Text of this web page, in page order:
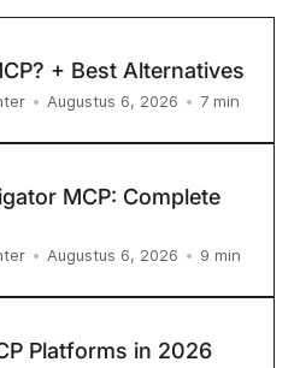
+ Best Alternatives
• Augustus 6, 2026 • 7 min
MCP: Complete
• Augustus 6, 2026 • 9 min
Platforms in 2026